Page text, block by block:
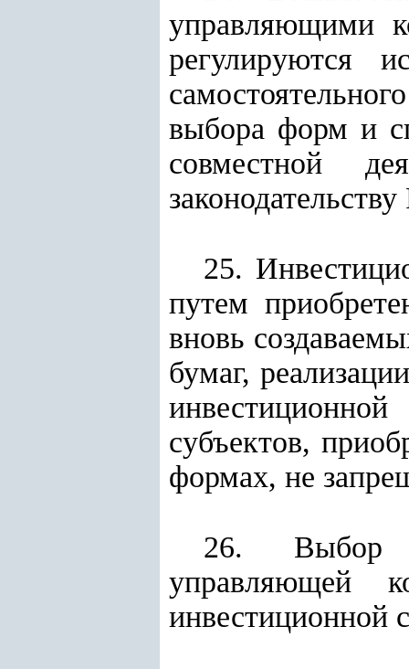
управляющими
регулируются
выбора форм и
совместной
25.
путем
вновь
бумаг,
субъектов,
формах, не
26. Выбор
управляющей
инвестиционной